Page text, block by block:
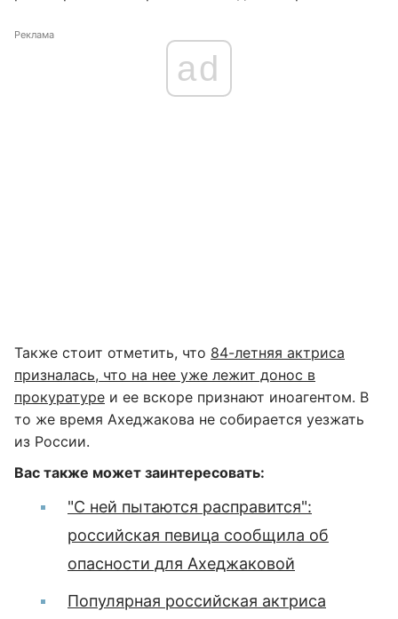
Реклама
ad
Также стоит отметить, что 84-летняя актриса
призналась, что на нее уже лежит донос в
прокуратуре и ее вскоре признают иноагентом. В
то же время Ахеджакова не собирается уезжать
из России.
Вас также может заинтересовать:
"С ней пытаются расправится":
российская певица сообщила об
опасности для Ахеджаковой
Популярная российская актриса